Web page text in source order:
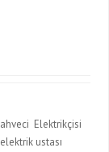
Elektrikçisi
ustası